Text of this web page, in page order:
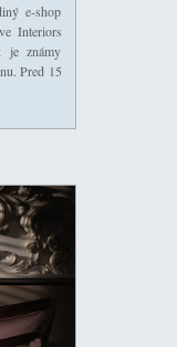
e-shop
Interiors
je známy
Pred 15